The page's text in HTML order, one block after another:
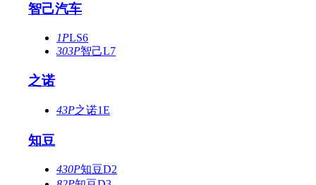
智己汽车
1PLS6
303P智己L7
之诺
43P之诺1E
知豆
430P知豆D2